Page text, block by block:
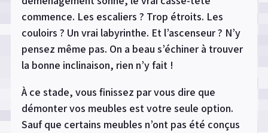
commence. Les escaliers ? Trop étroits. Les
couloirs ? Un vrai labyrinthe. Et l’ascenseur ? N’y
pensez même pas. On a beau s’échiner à trouver
la bonne inclinaison, rien n’y fait !
À ce stade, vous finissez par vous dire que
démonter vos meubles est votre seule option.
Sauf que certains meubles n’ont pas été conçus